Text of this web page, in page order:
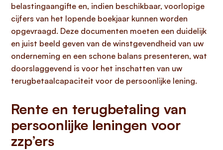
belastingaangifte en, indien beschikbaar, voorlopige
cijfers van het lopende boekjaar kunnen worden
opgevraagd. Deze documenten moeten een duidelijk
en juist beeld geven van de winstgevendheid van uw
onderneming en een schone balans presenteren, wat
doorslaggevend is voor het inschatten van uw
terugbetaalcapaciteit voor de persoonlijke lening.
Rente en terugbetaling van
persoonlijke leningen voor
zzp’ers